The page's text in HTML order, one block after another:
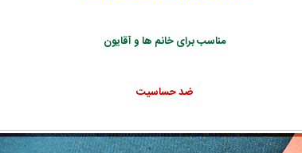
مناسب برای خانم ها و آقایون
ضد حساسیت